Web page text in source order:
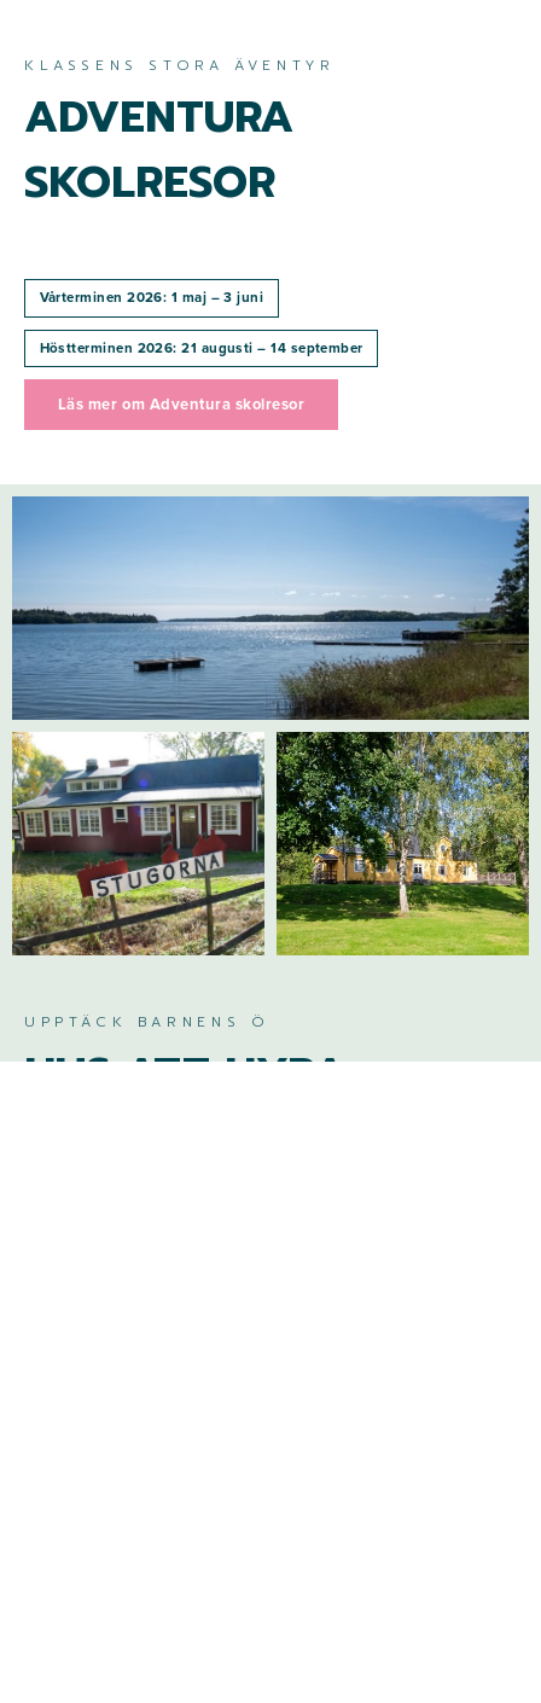
KLASSENS STORA ÄVENTYR
ADVENTURA
SKOLRESOR
Vårterminen 2026: 1 maj – 3 juni
Höstterminen 2026: 21 augusti – 14 september
Läs mer om Adventura skolresor
UPPTÄCK BARNENS Ö
HUS ATT HYRA